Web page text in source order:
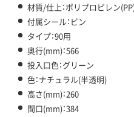
材質/仕上：ポリプロピレン
付属シール：ビン
タイプ：90用
奥行(mm)：566
投入口色：グリーン
色：ナチュラル(半透明)
高さ(mm)：260
間口(mm)：384